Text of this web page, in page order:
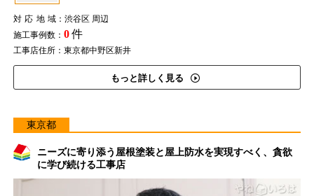
対応地域：渋谷区 周辺
施工事例数： 0件
工事店住所：東京都中野区新井
もっと詳しく見る
東京都
ニーズに寄り添う屋根塗装と屋上防水を実現すべく、貪欲
に学び続ける工事店